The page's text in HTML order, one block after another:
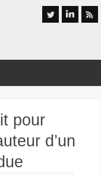
pour
d’un